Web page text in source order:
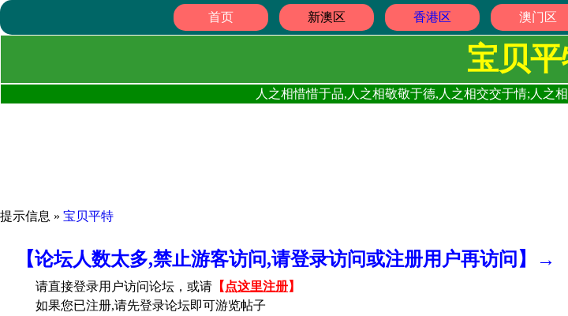
首页 新澳区 香港区 澳门区
宝贝
人之相惜惜于品,人之相敬敬于德,人之相交交于情;人之
提示信息 » 宝贝平特
【论坛人数太多,禁止游客访问,请登录访问或注册用户再访问】→
请直接登录用户访问论坛，或请 【 点这里注册】
如果您已注册,请先登录论坛即可游览帖子